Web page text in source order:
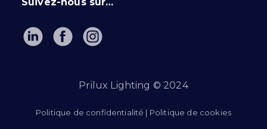
Prilux Lighting © 2024
Politique de confidentialité | Politique de cookies